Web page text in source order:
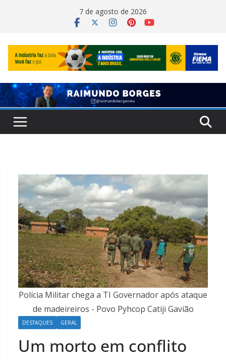
7 de agosto de 2026
Polícia Militar chega a TI Governador após ataque
de madeireiros - Povo Pyhcop Catiji Gavião
DESTAQUES GERAL
Um morto em conflito